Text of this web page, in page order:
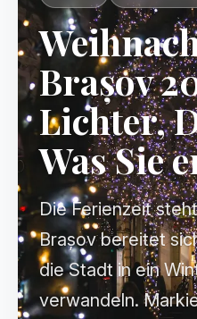
Brașov
Lichter,
Was Sie
Die Ferienzeit
Brașov bereitet
die Stadt in ein
verwandeln.